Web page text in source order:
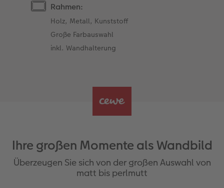
Rahmen:
Holz, Metall, Kunststoff
Große Farbauswahl
inkl. Wandhalterung
Ihre großen Momente als Wandbild
Überzeugen Sie sich von der großen Auswahl von
matt bis perlmutt